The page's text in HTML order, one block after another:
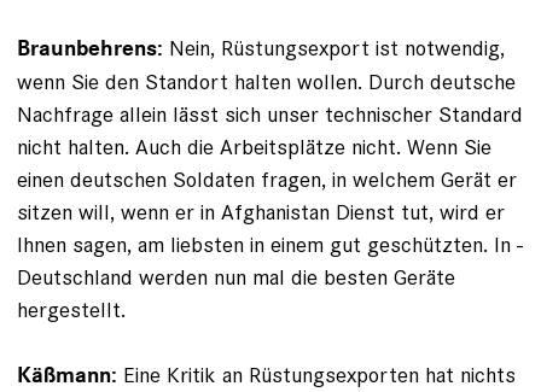
Braunbehrens: Nein, Rüstungsexport ist notwendig,
wenn Sie den Standort halten wollen. Durch deutsche
Nachfrage allein lässt sich unser technischer Standard
nicht halten. Auch die ­Arbeitsplätze nicht. Wenn Sie
einen deutschen Soldaten fragen, in ­welchem Gerät er
sitzen will, wenn er in Afghanistan Dienst tut, wird er
Ihnen sagen, am liebsten in einem gut geschützten. In ­
Deutschland werden nun mal die besten Geräte
hergestellt.
Käßmann: Eine Kritik an Rüstungsexporten hat nichts